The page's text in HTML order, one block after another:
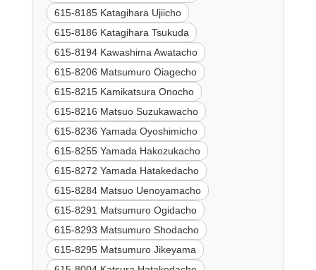
615-8185 Katagihara Ujiicho
615-8186 Katagihara Tsukuda
615-8194 Kawashima Awatacho
615-8206 Matsumuro Oiagecho
615-8215 Kamikatsura Onocho
615-8216 Matsuo Suzukawacho
615-8236 Yamada Oyoshimicho
615-8255 Yamada Hakozukacho
615-8272 Yamada Hatakedacho
615-8284 Matsuo Uenoyamacho
615-8291 Matsumuro Ogidacho
615-8293 Matsumuro Shodacho
615-8295 Matsumuro Jikeyama